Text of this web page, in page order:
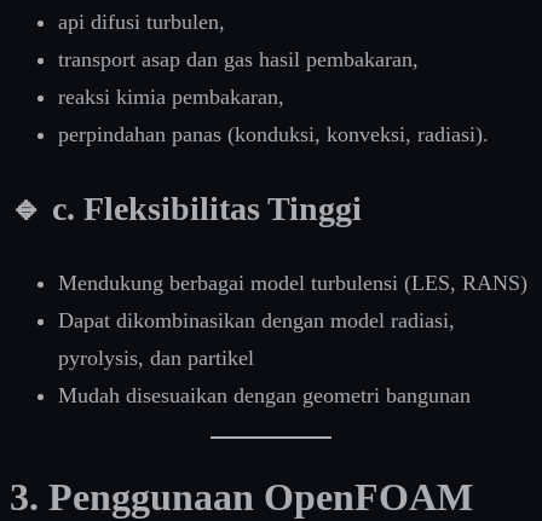
api difusi turbulen,
transport asap dan gas hasil pembakaran,
reaksi kimia pembakaran,
perpindahan panas (konduksi, konveksi, radiasi).
🔹 c. Fleksibilitas Tinggi
Mendukung berbagai model turbulensi (LES, RANS)
Dapat dikombinasikan dengan model radiasi,
pyrolysis, dan partikel
Mudah disesuaikan dengan geometri bangunan
3. Penggunaan OpenFOAM